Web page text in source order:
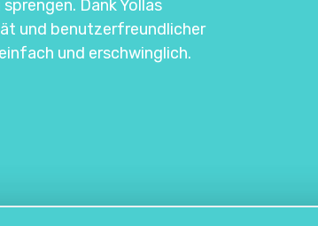
Dank Yollas
und benutzerfreundlicher
einfach und erschwinglich.